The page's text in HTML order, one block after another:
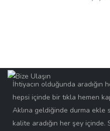
İhtiyacın olduğunda aradığın
hepsi içinde bir tıkla hemen
Aklına geldiğinde durma ekle
kalite aradığın her şey içinde.